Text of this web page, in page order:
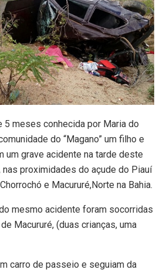
5 meses conhecida por Maria do
do “Magano” um filho e
um grave acidente na tarde deste
nas proximidades do açude do Piauí
e Macururé,Norte na Bahia.
mesmo acidente foram socorridas
Macururé, (duas crianças, uma
carro de passeio e seguiam da